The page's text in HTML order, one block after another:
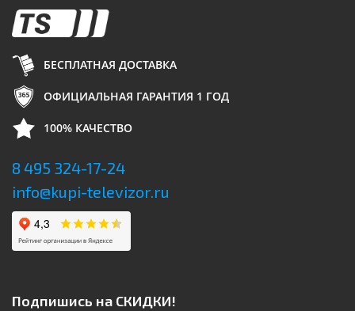
БЕСПЛАТНАЯ ДОСТАВКА
ОФИЦИАЛЬНАЯ ГАРАНТИЯ 1 ГОД
100% КАЧЕСТВО
8 495 324-17-24
info@kupi-televizor.ru
Подпишись на СКИДКИ!